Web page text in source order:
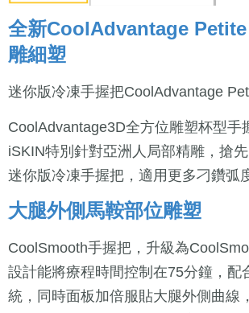
全新CoolAdvantage Petite
雕細塑
迷你版冷凍手握把CoolAdvantage
CoolAdvantage3D全方位雕塑杯型手
iSKIN特別針對亞洲人局部精雕，搶
迷你版冷凍手握把，適用更多刁鑽弧
大腿外側馬鞍部位雕塑
CoolSmooth手握把，升級為
設計能將療程時間控制在75分鐘，配
統，同時面板加倍服貼大腿外側曲線